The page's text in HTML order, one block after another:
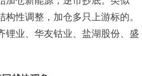
性调整，加仓多只上游标的。
锂业、华友钴业、盐湖股份、盛